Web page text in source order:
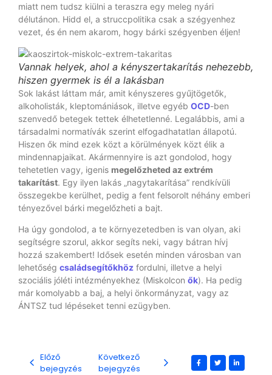
miatt nem tudsz kiülni a teraszra egy meleg nyári
délutánon. Hidd el, a struccpolitika csak a szégyenhez
vezet, és én nem akarom, hogy bárki szégyenben éljen!
Vannak helyek, ahol a kényszertakarítás nehezebb,
hiszen gyermek is él a lakásban
Sok lakást láttam már, amit kényszeres gyűjtögetők,
alkoholisták, kleptomániások, illetve egyéb OCD-ben
szenvedő betegek tettek élhetetlenné. Legalábbis, ami a
társadalmi normatívák szerint elfogadhatatlan állapotú.
Hiszen ők mind ezek közt a körülmények közt élik a
mindennapjaikat. Akármennyire is azt gondolod, hogy
tehetetlen vagy, igenis megelőzheted az extrém
takarítást. Egy ilyen lakás „nagytakarítása” rendkívüli
összegekbe kerülhet, pedig a fent felsorolt néhány emberi
tényezővel bárki megelőzheti a bajt.
Ha úgy gondolod, a te környezetedben is van olyan, aki
segítségre szorul, akkor segíts neki, vagy bátran hívj
hozzá szakembert! Idősek esetén minden városban van
lehetőség családsegítőkhöz fordulni, illetve a helyi
szociális jóléti intézményekhez (Miskolcon ők). Ha pedig
már komolyabb a baj, a helyi önkormányzat, vagy az
ÁNTSZ tud lépéseket tenni ezügyben.
Előző
bejegyzés
Következő
bejegyzés